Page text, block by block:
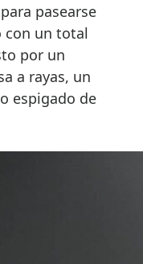
para pasearse
con un total
por un
a rayas, un
espigado de